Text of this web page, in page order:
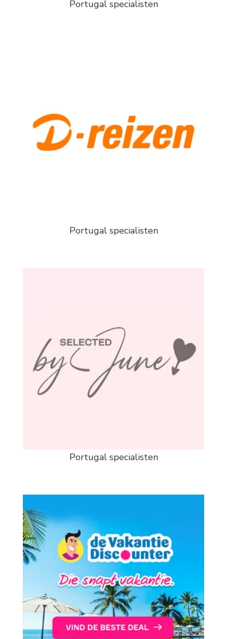
Portugal specialisten
Portugal specialisten
Portugal specialisten